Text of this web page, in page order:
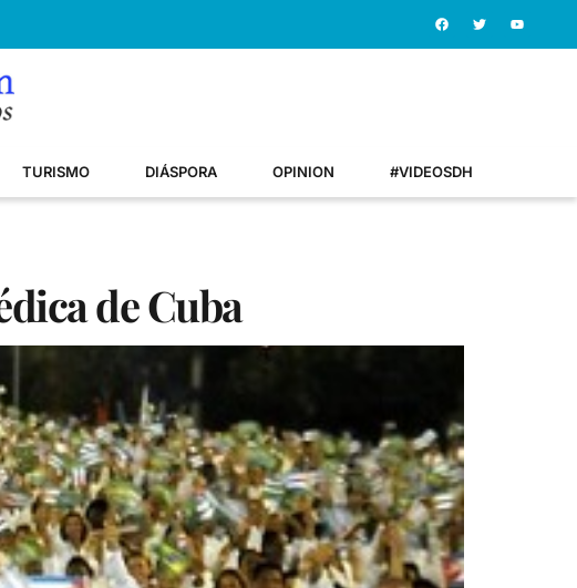
TURISMO DIÁSPORA OPINION #VIDEOSDH
de Cuba